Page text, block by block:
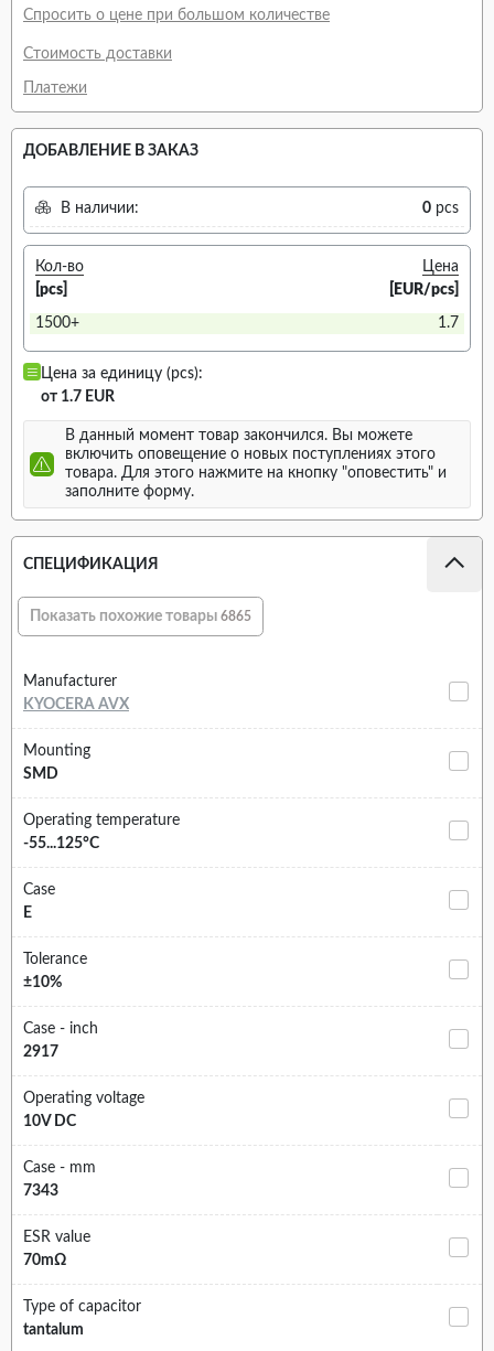
Спросить о цене при большом количестве
Стоимость доставки
Платежи
ДОБАВЛЕНИЕ В ЗАКАЗ
В наличии: 0 pcs
Кол-во
[pcs]
Цена
[EUR/pcs]
1500+ 1.7
Цена за единицу (pcs):
от 1.7 EUR
В данный момент товар закончился. Вы можете
включить оповещение о новых поступлениях этого
товара. Для этого нажмите на кнопку "оповестить" и
заполните форму.
СПЕЦИФИКАЦИЯ
Показать похожие товары 6865
Manufacturer
KYOCERA AVX
Mounting
SMD
Operating temperature
-55...125°C
Case
E
Tolerance
±10%
Case - inch
2917
Operating voltage
10V DC
Case - mm
7343
ESR value
70mΩ
Type of capacitor
tantalum